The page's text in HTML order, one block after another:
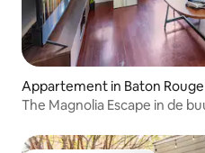
Appartement in Baton Rouge
The Magnolia Escape in de